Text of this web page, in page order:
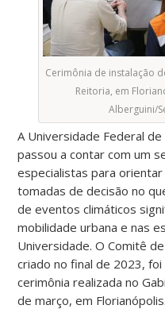
Cerimônia de instalação
Reitoria, em
Alberguini/
A Universidade Federal de
passou a contar com um
especialistas para
tomadas de decisão no
de eventos climáticos
mobilidade urbana e nas
Universidade. O Comitê
criado no final de 2023,
cerimônia realizada no
de março, em Florianópolis.